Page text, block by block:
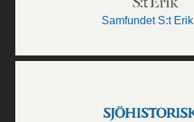
Samfundet S:t Erik